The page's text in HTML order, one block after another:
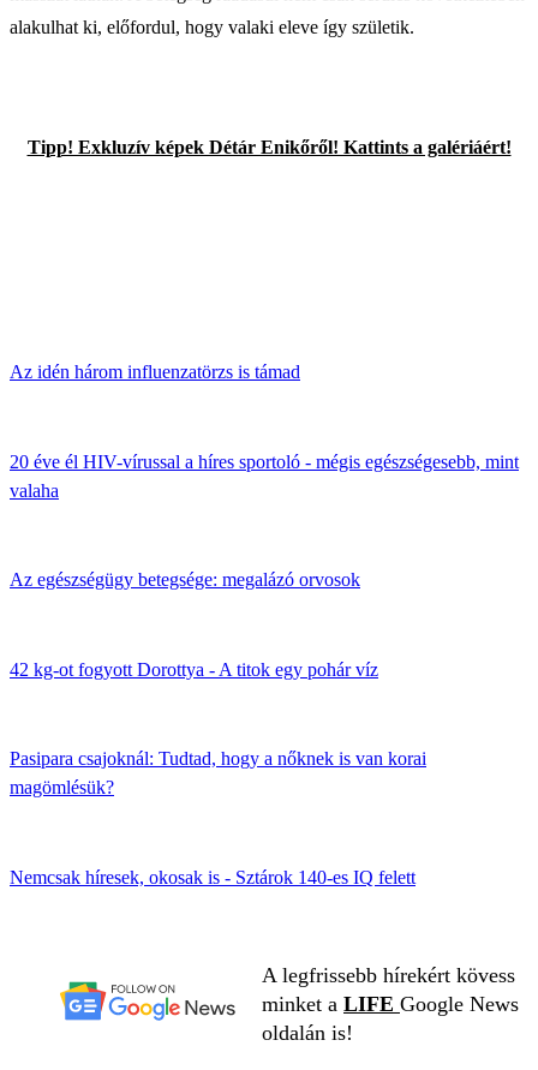
alakulhat ki, előfordul, hogy valaki eleve így születik.
Tipp! Exkluzív képek Détár Enikőről! Kattints a galériáért!
Az idén három influenzatörzs is támad
20 éve él HIV-vírussal a híres sportoló - mégis egészségesebb, mint
valaha
Az egészségügy betegsége: megalázó orvosok
42 kg-ot fogyott Dorottya - A titok egy pohár víz
Pasipara csajoknál: Tudtad, hogy a nőknek is van korai
magömlésük?
Nemcsak híresek, okosak is - Sztárok 140-es IQ felett
A legfrissebb hírekért kövess
minket a LIFE Google News
oldalán is!